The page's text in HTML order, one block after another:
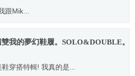
跟Mik...
我的夢幻鞋履。SOLO&DOUBLE。
穿搭特輯! 我真的是...